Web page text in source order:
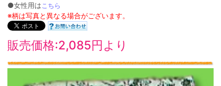
●女性用は こちら
※柄は写真と異なる場合がございます。
販売価格:2,085円より